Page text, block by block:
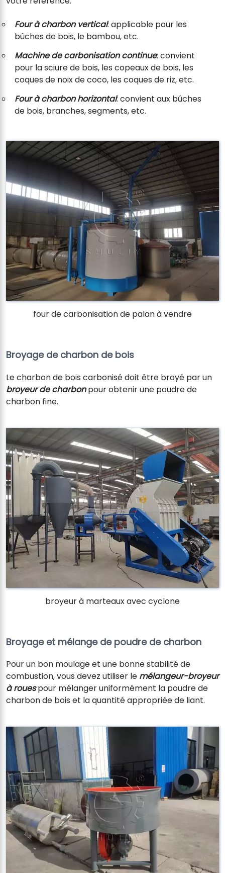
Four à charbon vertical: applicable pour les
bûches de bois, le bambou, etc.
Machine de carbonisation continue: convient
pour la sciure de bois, les copeaux de bois, les
coques de noix de coco, les coques de riz, etc.
Four à charbon horizontal: convient aux bûches
de bois, branches, segments, etc.
four de carbonisation de palan à vendre
Broyage de charbon de bois
Le charbon de bois carbonisé doit être broyé par un
broyeur de charbonpour obtenir une poudre de
charbon fine.
broyeur à marteaux avec cyclone
Broyage et mélange de poudre de charbon
Pour un bon moulage et une bonne stabilité de
combustion, vous devez utiliser le mélangeur-broyeur
à rouespour mélanger uniformément la poudre de
charbon de bois et la quantité appropriée de liant.